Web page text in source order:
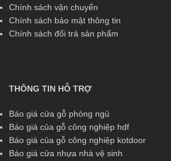
Chính sách vận chuyển
Chính sách bảo mật thông tin
Chính sách đổi trả sản phẩm
THÔNG TIN HỖ TRỢ
Báo giá cửa gỗ phòng ngủ
Báo giá của gỗ công nghiệp hdf
Báo giá của gỗ công nghiệp kotdoor
Báo giá cửa nhựa nhà vệ sinh